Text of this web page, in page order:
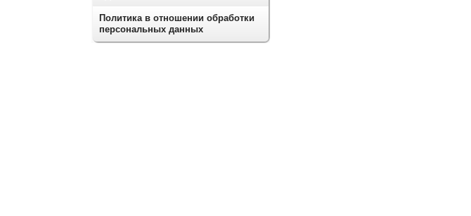
Политика в отношении обработки
персональных данных